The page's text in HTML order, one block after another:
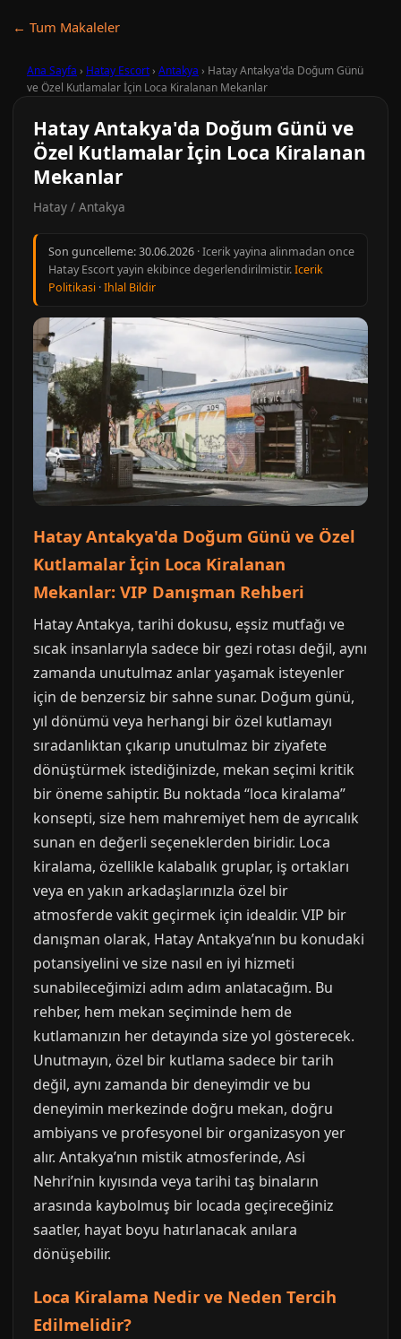
← Tum Makaleler
Ana Sayfa › Hatay Escort› Antakya › Hatay Antakya'da Doğum Günü
ve Özel Kutlamalar İçin Loca Kiralanan Mekanlar
Hatay Antakya'da Doğum Günü ve
Özel Kutlamalar İçin Loca Kiralanan
Mekanlar
Hatay / Antakya
Son guncelleme:30.06.2026 · Icerik yayina alinmadan once
Hatay Escort yayin ekibince degerlendirilmistir.Icerik
Politikasi ·Ihlal Bildir
Hatay Antakya'da Doğum Günü ve Özel
Kutlamalar İçin Loca Kiralanan
Mekanlar: VIP Danışman Rehberi
Hatay Antakya, tarihi dokusu, eşsiz mutfağı ve
sıcak insanlarıyla sadece bir gezi rotası değil, aynı
zamanda unutulmaz anlar yaşamak isteyenler
için de benzersiz bir sahne sunar. Doğum günü,
yıl dönümü veya herhangi bir özel kutlamayı
sıradanlıktan çıkarıp unutulmaz bir ziyafete
dönüştürmek istediğinizde, mekan seçimi kritik
bir öneme sahiptir. Bu noktada “loca kiralama”
konsepti, size hem mahremiyet hem de ayrıcalık
sunan en değerli seçeneklerden biridir. Loca
kiralama, özellikle kalabalık gruplar, iş ortakları
veya en yakın arkadaşlarınızla özel bir
atmosferde vakit geçirmek için idealdir. VIP bir
danışman olarak, Hatay Antakya’nın bu konudaki
potansiyelini ve size nasıl en iyi hizmeti
sunabileceğimizi adım adım anlatacağım. Bu
rehber, hem mekan seçiminde hem de
kutlamanızın her detayında size yol gösterecek.
Unutmayın, özel bir kutlama sadece bir tarih
değil, aynı zamanda bir deneyimdir ve bu
deneyimin merkezinde doğru mekan, doğru
ambiyans ve profesyonel bir organizasyon yer
alır. Antakya’nın mistik atmosferinde, Asi
Nehri’nin kıyısında veya tarihi taş binaların
arasında kaybolmuş bir locada geçireceğiniz
saatler, hayat boyu hatırlanacak anılara
dönüşebilir.
Loca Kiralama Nedir ve Neden Tercih
Edilmelidir?